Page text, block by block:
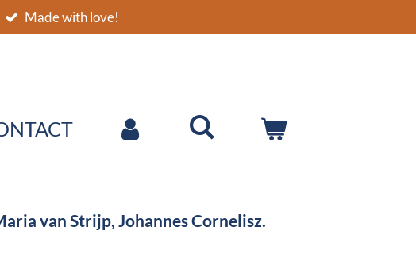
Made with love!
van Strijp, Johannes Cornelisz.